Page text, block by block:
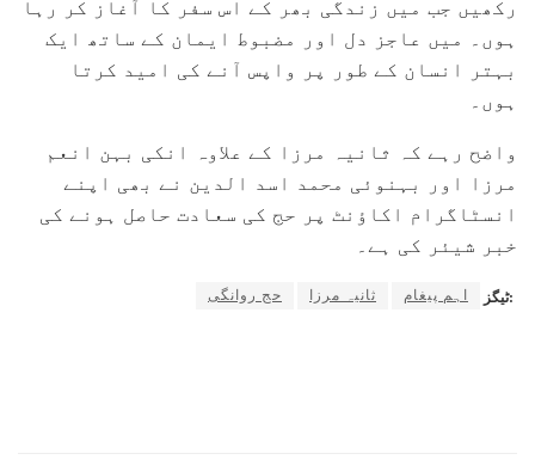
رکھیں جب میں زندگی بھر کے اس سفر کا آغاز کر رہا
ہوں۔ میں عاجز دل اور مضبوط ایمان کے ساتھ ایک
بہتر انسان کے طور پر واپس آنے کی امید کرتا
ہوں۔
واضح رہے کہ ثانیہ مرزا کے علاوہ انکی بہن انعم
مرزا اور بہنوئی محمد اسد الدین نے بھی اپنے
انسٹاگرام اکاؤنٹ پر حج کی سعادت حاصل ہونے کی
خبر شیئر کی ہے۔
ٹیگز: اہم پیغام ثانیہ مرزا حج روانگی